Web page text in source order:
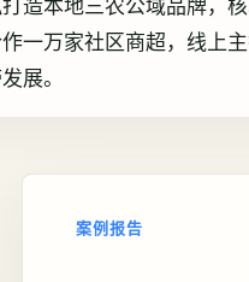
一万家社区商超，线上
展。
案例报告